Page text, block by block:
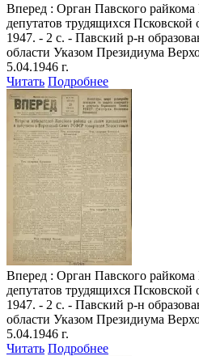
Вперед : Орган Павского
депутатов трудящихся
1947. - 2 с. - Павский р-н
области Указом Президиума
5.04.1946 г.
Читать Подробнее
Вперед : Орган Павского
депутатов трудящихся
1947. - 2 с. - Павский р-н
области Указом Президиума
5.04.1946 г.
Читать Подробнее